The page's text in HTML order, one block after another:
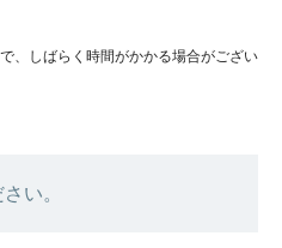
、しばらく時間がかかる場合がござい
い。